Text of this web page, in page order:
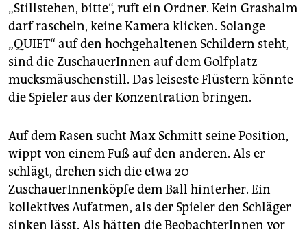
unterstützen
abo
genossenschaft
epaper login
„Stillstehen, bitte“, ruft ein Ordner. Kein Grashalm
darf rascheln, keine Kamera klicken. Solange
„QUIET“ auf den hochgehaltenen Schildern steht,
sind die ZuschauerInnen auf dem Golfplatz
mucksmäuschenstill. Das leiseste Flüstern könnte
die Spieler aus der Konzentration bringen.
Auf dem Rasen sucht Max Schmitt seine Position,
wippt von einem Fuß auf den anderen. Als er
schlägt, drehen sich die etwa 20
ZuschauerInnenköpfe dem Ball hinterher. Ein
kollektives Aufatmen, als der Spieler den Schläger
sinken lässt. Als hätten die BeobachterInnen vor